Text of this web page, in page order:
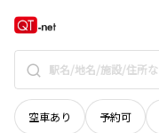
空車あり 予約可
奈良県